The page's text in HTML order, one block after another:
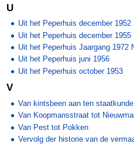
U
Uit het Peperhuis december 1952
Uit het Peperhuis december 1955
Uit het Peperhuis Jaargang 1972
Uit het Peperhuis juni 1956
Uit het Peperhuis october 1953
V
Van kintsbeen aan ten
Van Koopmansstraat tot
Van Pest tot Pokken
Vervolg der historie van de